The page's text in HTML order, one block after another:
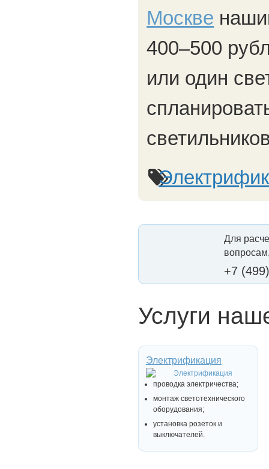
Москве
400–500
или один
Для
+7
Услуги
Электрификация
проводка электричества;
монтаж светотехнического
оборудования;
установка розеток и
выключателей.